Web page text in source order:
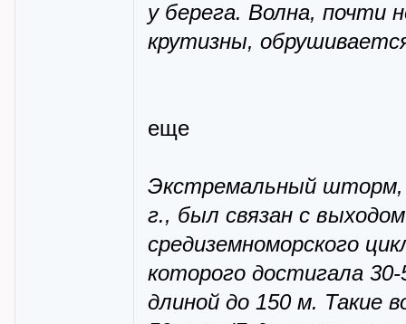
у берега. Волна, почти
крутизны,
еще
Экстремальный шторм,
г., был связан с
средиземноморского
которого достигала
длиной до 150 м. Такие